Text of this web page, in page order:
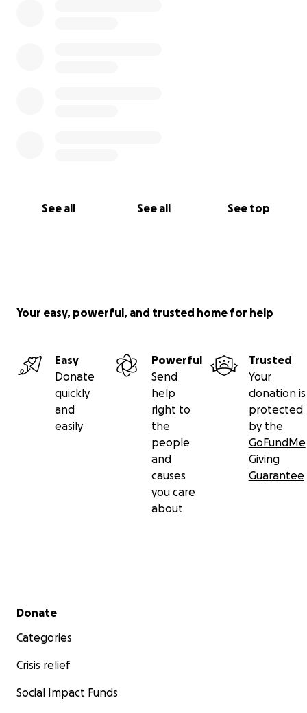
See all See all See top
Your easy, powerful, and trusted home for help
Easy
Donate
quickly
and
easily
Powerful
Send
help
right to
the
people
and
causes
you care
about
Trusted
Your
donation is
protected
by the
GoFundMe
Giving
Guarantee
Secondary menu
Donate
Categories
Crisis relief
Social Impact Funds